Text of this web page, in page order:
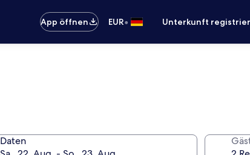
App öffnen
EUR• Unterkunft
Daten